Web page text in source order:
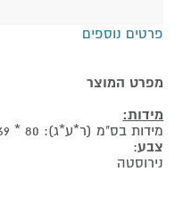
פרטים נוספים
מפרט המוצר
מידות:
מידות בס"מ (ר*ע*ג): 80 * 69 * 178
צבע:
נירוסטה